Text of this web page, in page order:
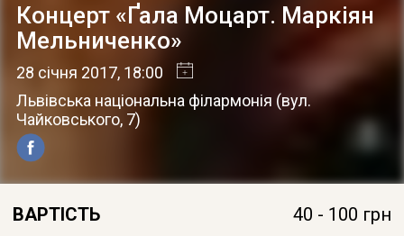
Концерт «Ґала Моцарт. Маркіян
Мельниченко»
28 січня 2017, 18:00
Львівська національна філармонія (вул.
Чайковського, 7)
ВАРТІСТЬ 40 - 100 грн